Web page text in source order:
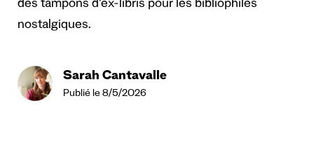
des tampons d'ex-libris pour les bibliophiles
nostalgiques.
Sarah Cantavalle
Publié le 8/5/2026